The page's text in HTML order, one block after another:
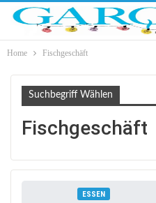
Home Fischgeschäft
Suchbegriff Wählen
Fischgeschäft
ESSEN